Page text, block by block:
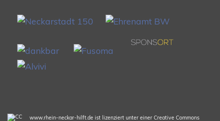
www.rhein-neckar-hilft.de ist lizenziert unter einer Creative Commons